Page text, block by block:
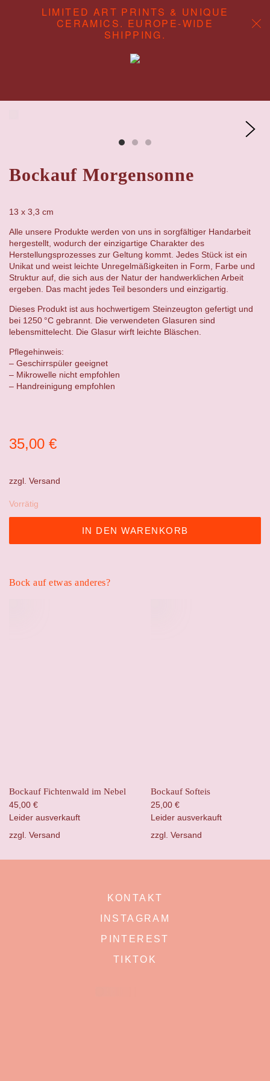
LIMITED ART PRINTS & UNIQUE
CERAMICS. EUROPE-WIDE
SHIPPING.
CONTENT STUDIO
Bockauf Morgensonne
zzgl. Versand
35,00 €
Vorrätig
IN DEN WARENKORB
13 x 3,3 cm
Alle unsere Produkte werden von uns in sorgfältiger Handarbeit
hergestellt, wodurch der einzigartige Charakter des
Herstellungsprozesses zur Geltung kommt. Jedes Stück ist ein
Unikat und weist leichte Unregelmäßigkeiten in Form, Farbe und
Struktur auf, die sich aus der Natur der handwerklichen Arbeit
ergeben. Das macht jedes Teil besonders und einzigartig.
Dieses Produkt ist aus hochwertigem Steinzeugton gefertigt und
bei 1250 °C gebrannt. Die verwendeten Glasuren sind
lebensmittelecht. Die Glasur wirft leichte Bläschen.
Pflegehinweis:
– Geschirrspüler geeignet
– Mikrowelle nicht empfohlen
– Handreinigung empfohlen
Bock auf etwas anderes?
Bockauf Fichtenwald im Nebel
45,00 €
Leider ausverkauft
zzgl. Versand
Bockauf Softeis
25,00 €
Leider ausverkauft
zzgl. Versand
KONTAKT
INSTAGRAM
PINTEREST
TIKTOK